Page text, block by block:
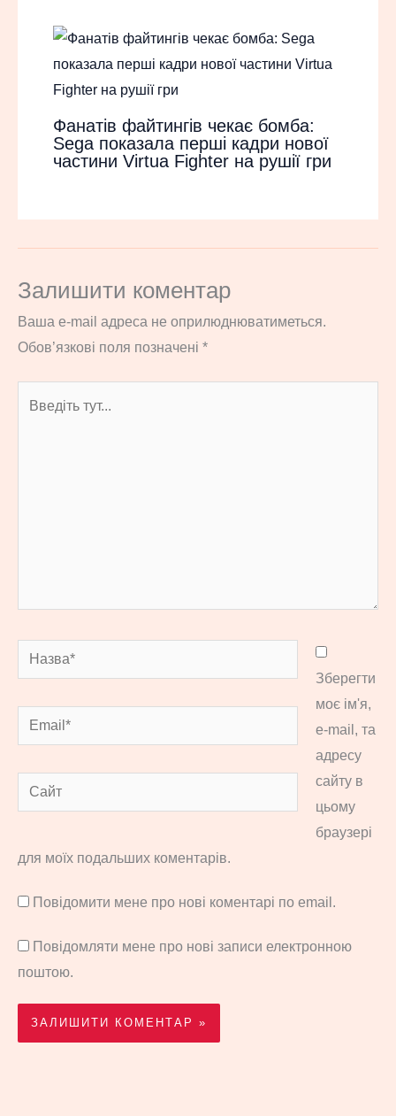
Фанатів файтингів чекає бомба:
Sega показала перші кадри нової
частини Virtua Fighter на рушії гри
Залишити коментар
Ваша e-mail адреса не оприлюднюватиметься.
Обов’язкові поля позначені *
Назва*
Email*
Сайт
Зберегти
моє ім'я,
e-mail, та
адресу
сайту в
цьому
браузері
для моїх подальших коментарів.
Повідомити мене про нові коментарі по email.
Повідомляти мене про нові записи електронною
поштою.